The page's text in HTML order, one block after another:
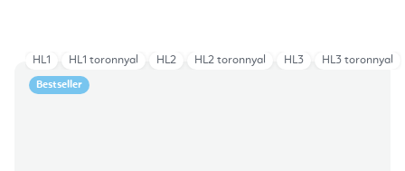
Bestseller
HL1 HL1 toronnyal HL2 HL2 toronnyal HL3 HL3 toronnyal